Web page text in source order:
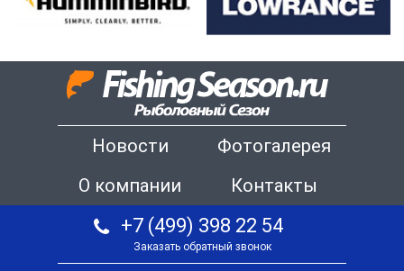
Новости
Фотогалерея
О компании
Контакты
+7 (499) 398 22 54
Заказать обратный звонок